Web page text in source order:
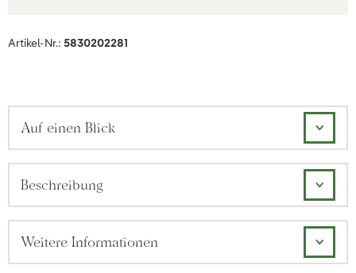
Artikel-Nr.: 5830202281
Auf einen Blick
Beschreibung
Weitere Informationen